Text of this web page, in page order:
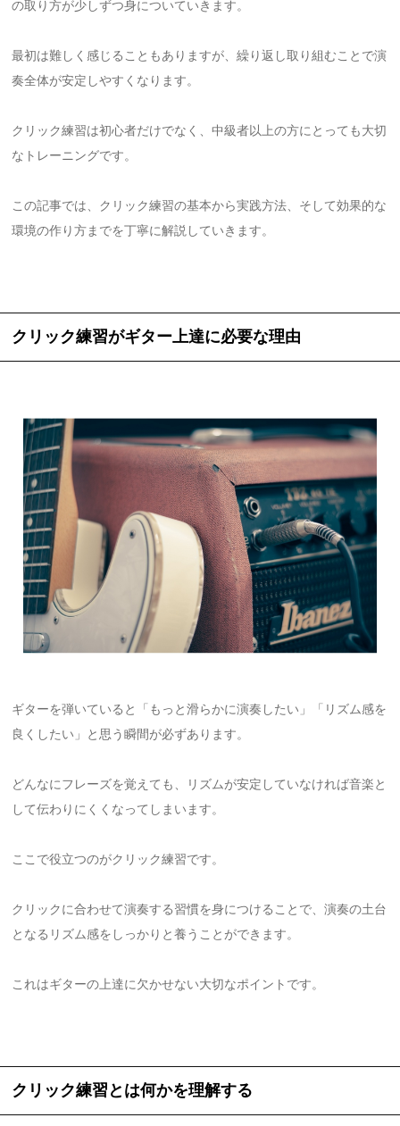
の取り方が少しずつ身についていきます。
最初は難しく感じることもありますが、繰り返し取り組むことで演
奏全体が安定しやすくなります。
クリック練習は初心者だけでなく、中級者以上の方にとっても大切
なトレーニングです。
この記事では、クリック練習の基本から実践方法、そして効果的な
環境の作り方までを丁寧に解説していきます。
クリック練習がギター上達に必要な理由
ギターを弾いていると「もっと滑らかに演奏したい」「リズム感を
良くしたい」と思う瞬間が必ずあります。
どんなにフレーズを覚えても、リズムが安定していなければ音楽と
して伝わりにくくなってしまいます。
ここで役立つのがクリック練習です。
クリックに合わせて演奏する習慣を身につけることで、演奏の土台
となるリズム感をしっかりと養うことができます。
これはギターの上達に欠かせない大切なポイントです。
クリック練習とは何かを理解する